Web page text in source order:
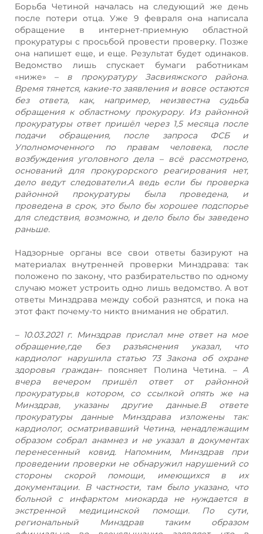
Борьба Четиной началась на следующий же день
после потери отца. Уже 9 февраля она написала
обращение в интернет-приемную областной
прокуратуры с просьбой провести проверку. Позже
она напишет еще, и еще. Результат будет одинаков.
Ведомство лишь спускает бумаги работникам
«ниже» – в прокуратуру Засвияжского района.
Время тянется, какие-то заявления и вовсе остаются
без ответа, как, например, неизвестна судьба
обращения к областному прокурору. Из районной
прокуратуры ответ пришёл через 1,5 месяца после
подачи обращения, после запроса ФСБ и
Уполномоченного по правам человека, после
возбуждения уголовного дела – всё рассмотрено,
оснований для прокурорского реагирования нет,
дело ведут следователи.А ведь если бы проверка
районной прокуратуры была проведена, и
проведена в срок, это было бы хорошее подспорье
для следствия, возможно, и дело было бы заведено
раньше.
Надзорные органы все свои ответы базируют на
материалах внутренней проверки Минздрава: так
положено по закону, что разбирательство по одному
случаю может устроить одно лишь ведомство. А вот
ответы Минздрава между собой разнятся, и пока на
этот факт почему-то никто внимания не обратил.
– 10.03.2021 г. Минздрав прислал мне ответ на мое
обращение,где без разъяснения указал, что
кардиолог нарушила статью 73 Закона об охране
здоровья граждан– поясняет Полина Четина. – А
вчера вечером пришёл ответ от районной
прокуратуры,в котором, со ссылкой опять же на
Минздрав, указаны другие данные.В ответе
прокуратуры данные Минздрава изложены так:
кардиолог, осматривавший Четина, ненадлежащим
образом собрал анамнез и не указал в документах
перенесенный ковид. Напомним, Минздрав при
проведении проверки не обнаружил нарушений со
стороны скорой помощи, имеющихся в их
документации. В частности, там было указано, что
больной с инфарктом миокарда не нуждается в
экстренной медицинской помощи. По сути,
региональный Минздрав таким образом